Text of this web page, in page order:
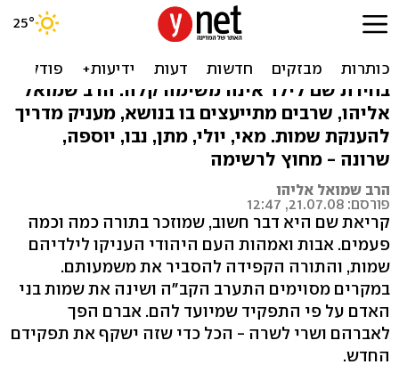
עשרת הדברות לבחירת שם
בחירת שם לילד אינה משימה קלה. הרב שמואל
אליהו, שרבים מתייעצים בו בנושא, מעניק מדריך
להענקת שמות. מאי, יולי, מתן, נבו, יוספה,
שרונה - מחוץ לרשימה
הרב שמואל אליהו
פורסם: 21.07.08, 12:47
קריאת שם היא דבר חשוב, שמוזכר בתורה כמה וכמה
פעמים. אבות ואמהות העם היהודי העניקו לילדיהם
שמות, והתורה הקפידה להסביר את משמעותם.
במקרים מסוימים התערב הקב"ה ושינה את שמות בני
האדם על פי התפקיד שמיועד להם. אברם הפך
לאברהם ושרי לשרה - הכל כדי שזה ישקף את תפקידם
החדש.